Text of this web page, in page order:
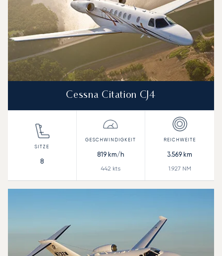
Cessna Citation CJ4
8
819km/h
442 kts
3.569 km
1.927 NM